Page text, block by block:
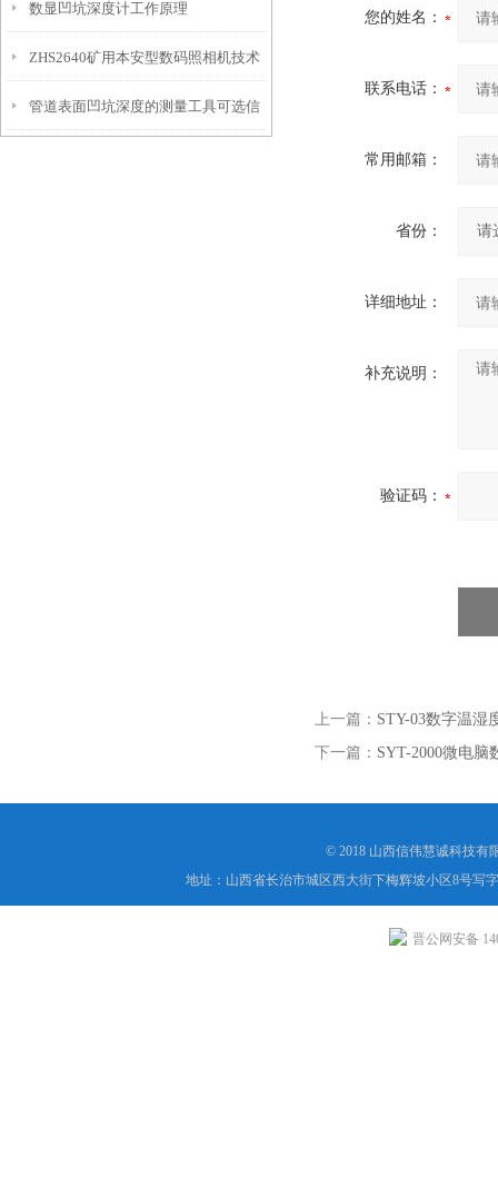
强度测定仪技术参数！
数显凹坑深度计工作原理
ZHS2640矿用本安型数码照相机技术
参数！
管道表面凹坑深度的测量工具可选信
您的姓名：
联系电话：
常用邮箱：
省份：
详细地址：
补充说明：
验证码：
上一篇： STY-03数字温湿
下一篇： SYT-2000微电脑
© 2018 山西信伟慧诚科技有
地址：山西省长治市城区西大街下梅辉坡小区8号写
晋公网安备